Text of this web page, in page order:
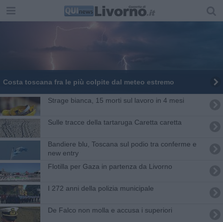
Costa toscana fra le più colpite dal meteo estremo
Strage bianca, 15 morti sul lavoro in 4 mesi
Sulle tracce della tartaruga Caretta caretta
Bandiere blu, Toscana sul podio tra conferme e
new entry
Flotilla per Gaza in partenza da Livorno
I 272 anni della polizia municipale
De Falco non molla e accusa i superiori